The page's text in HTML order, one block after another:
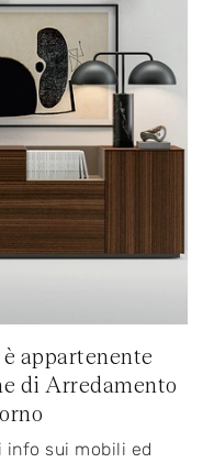
appartenente
di Arredamento
sui mobili ed